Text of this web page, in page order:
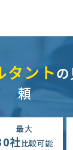
タント
頼
最大
社比較可能